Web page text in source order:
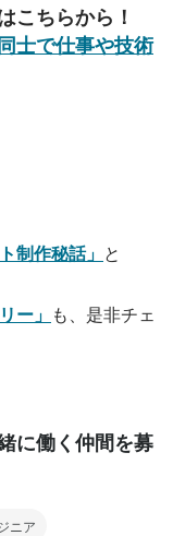
こちらから！
士で仕事や技術
制作秘話」 と
ー」 も、是非チェ
に働く仲間を募
ニア